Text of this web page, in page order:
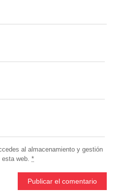
al almacenamiento y gestión
web. *